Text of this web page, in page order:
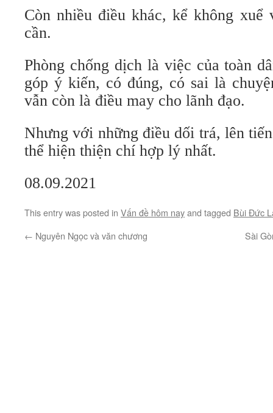
Còn nhiều điều khác, kể không xuể
cần.
Phòng chống dịch là việc của toàn
góp ý kiến, có đúng, có sai là
vẫn còn là điều may cho lãnh đạo.
Nhưng với những điều dối trá, lên
thể hiện thiện chí hợp lý nhất.
08.09.2021
This entry was posted in Vấn đề hôm nayand tagged Bùi Đức
← Nguyên Ngọc và văn chương Sài